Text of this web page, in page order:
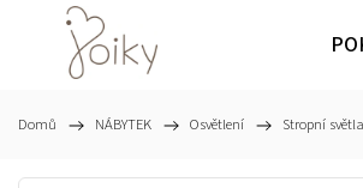
Domů / NÁBYTEK / Osvětlení / Stropní světla